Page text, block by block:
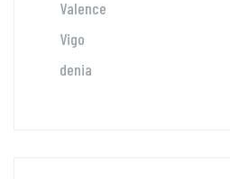
Valence
Vigo
denia